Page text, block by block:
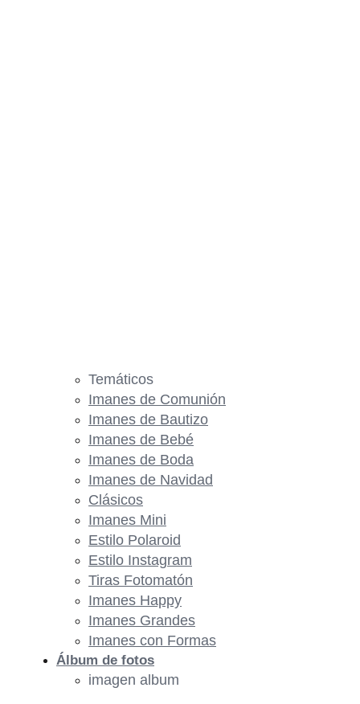
Temáticos
Imanes de Comunión
Imanes de Bautizo
Imanes de Bebé
Imanes de Boda
Imanes de Navidad
Clásicos
Imanes Mini
Estilo Polaroid
Estilo Instagram
Tiras Fotomatón
Imanes Happy
Imanes Grandes
Imanes con Formas
Álbum de fotos
imagen album